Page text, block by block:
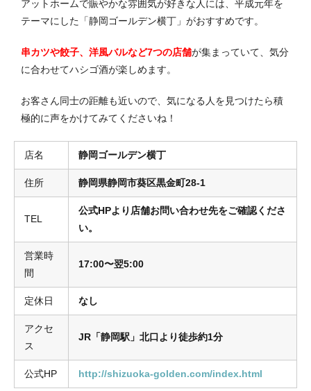
アットホームで賑やかな雰囲気が好きな人には、平成元年を
テーマにした「静岡ゴールデン横丁」がおすすめです。
串カツや餃子、洋風バルなど7つの店舗が集まっていて、気分
に合わせてハシゴ酒が楽しめます。
お客さん同士の距離も近いので、気になる人を見つけたら積
極的に声をかけてみてくださいね！
店名 静岡ゴールデン横丁
住所 静岡県静岡市葵区黒金町28-1
TEL
公式HPより店舗お問い合わせ先をご確認くださ
い。
営業時
間
17:00〜翌5:00
定休日 なし
アクセ
ス
JR「静岡駅」北口より徒歩約1分
公式HP http://shizuoka-golden.com/index.html